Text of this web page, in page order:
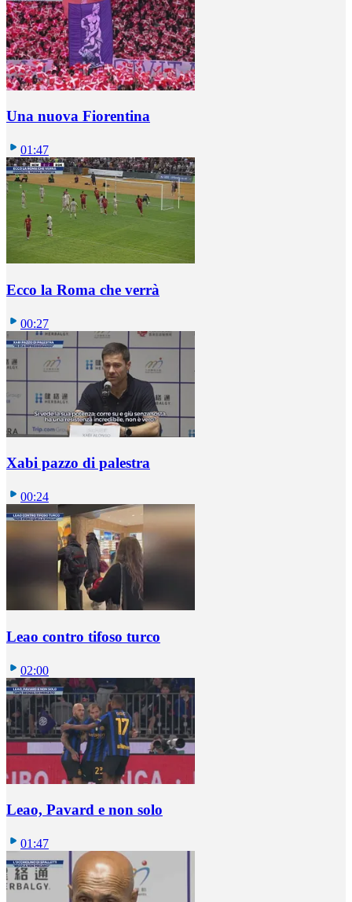
Una nuova Fiorentina
01:47
Ecco la Roma che verrà
00:27
Xabi pazzo di palestra
00:24
Leao contro tifoso turco
02:00
Leao, Pavard e non solo
01:47